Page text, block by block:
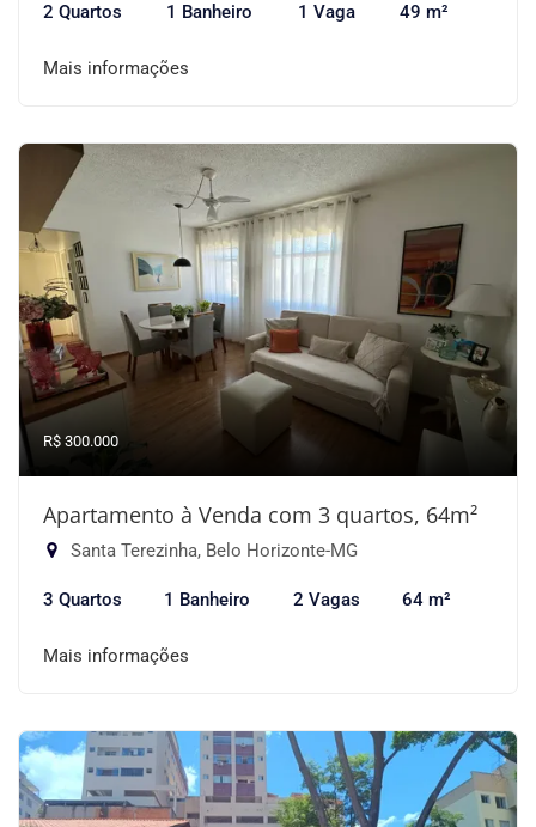
2 Quartos 1 Banheiro 1 Vaga 49 m²
Mais informações
R$ 300.000
Apartamento à Venda com 3 quartos, 64m²
Santa Terezinha, Belo Horizonte-MG
3 Quartos 1 Banheiro 2 Vagas 64 m²
Mais informações